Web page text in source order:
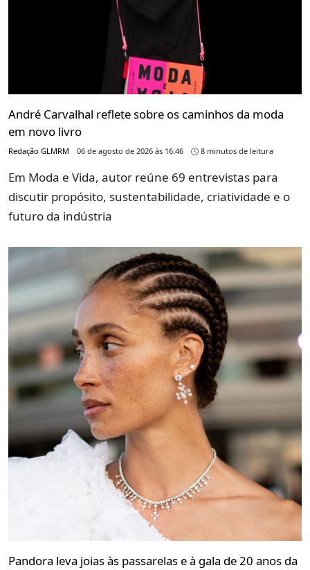
André Carvalhal reflete sobre os caminhos da moda
em novo livro
Redação GLMRM 06 de agosto de 2026 às 16:46 8 minutos de leitura
Em Moda e Vida, autor reúne 69 entrevistas para
discutir propósito, sustentabilidade, criatividade e o
futuro da indústria
Pandora leva joias às passarelas e à gala de 20 anos da